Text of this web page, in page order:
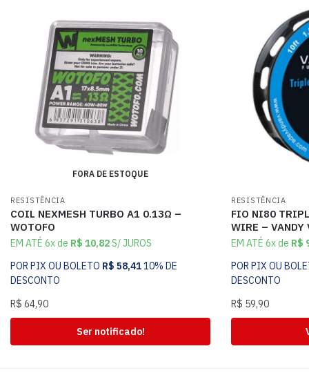
FORA DE ESTOQUE
RESISTÊNCIA
COIL NEXMESH TURBO A1 0.13Ω –
WOTOFO
EM ATÉ 6x de R$ 10,82S/ JUROS
POR PIX OU BOLETO R$ 58,4110% DE
DESCONTO
R$ 64,90
Ser notificado!
RESISTÊNCIA
FIO NI80
WIRE – VANDY
EM ATÉ 6x de R$
POR PIX OU
DESCONTO
R$ 59,90